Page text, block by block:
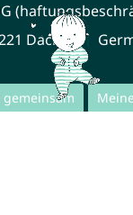
gemeinsam
Dachau